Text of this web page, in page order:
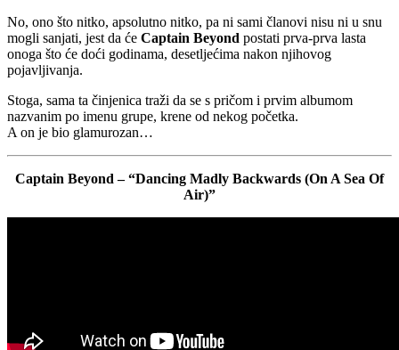
No, ono što nitko, apsolutno nitko, pa ni sami članovi nisu ni u snu
mogli sanjati, jest da će Captain Beyond postati prva-prva lasta
onoga što će doći godinama, desetljećima nakon njihovog
pojavljivanja.
Stoga, sama ta činjenica traži da se s pričom i prvim albumom
nazvanim po imenu grupe, krene od nekog početka.
A on je bio glamurozan…
Captain Beyond – “Dancing Madly Backwards (On A Sea Of
Air)”